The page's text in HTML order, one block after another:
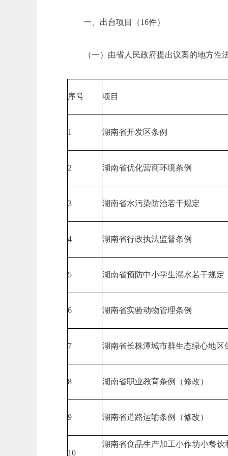
一、出台项目（16件）
（一）由省人民政府提出议案的地方性
序号 项目
1 湖南省开发区条例
2 湖南省优化营商环境条例
3 湖南省水污染防治若干规定
4 湖南省行政执法监督条例
5 湖南省预防中小学生溺水若干规定
6 湖南省实验动物管理条例
7 湖南省长株潭城市群生态绿心地区
8 湖南省职业教育条例（修改）
9 湖南省道路运输条例（修改）
10
湖南省食品生产加工小作坊小餐饮